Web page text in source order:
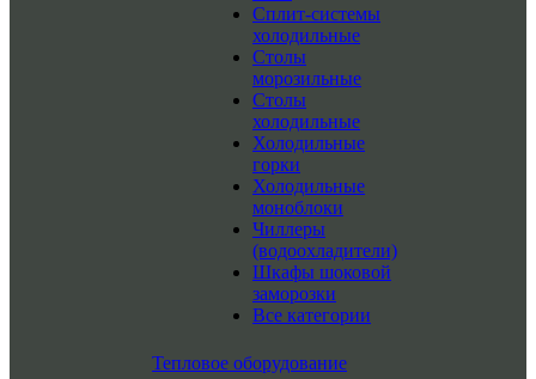
Сплит-системы
холодильные
Столы
морозильные
Столы
холодильные
Холодильные
горки
Холодильные
моноблоки
Чиллеры
(водоохладители)
Шкафы шоковой
заморозки
Все категории
Тепловое оборудование